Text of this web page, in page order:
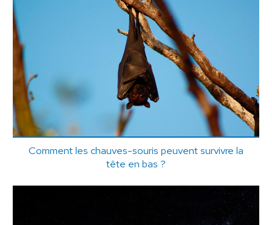
Comment les chauves-souris peuvent survivre la
tête en bas ?